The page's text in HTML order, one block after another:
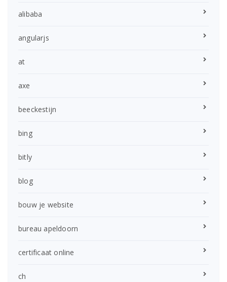
alibaba
angularjs
at
axe
beeckestijn
bing
bitly
blog
bouw je website
bureau apeldoorn
certificaat online
ch